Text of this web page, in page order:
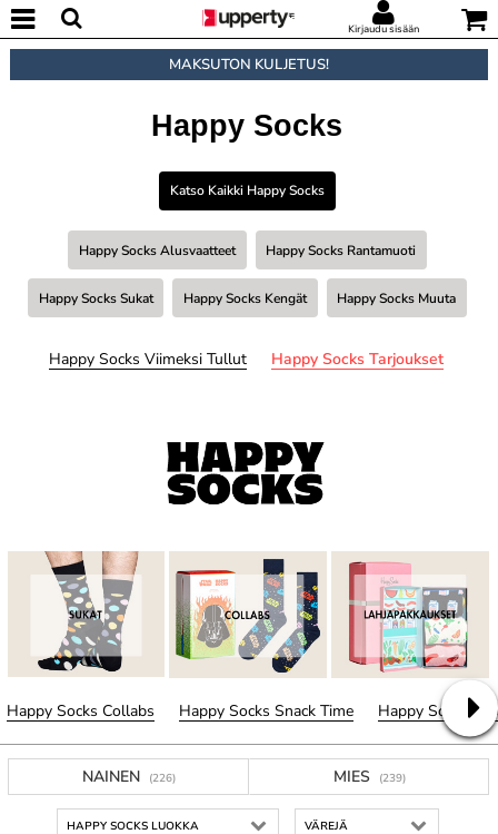
Kirjaudu sisään
MAKSUTON KULJETUS!
Happy Socks
Katso Kaikki Happy Socks
Happy Socks Alusvaatteet Happy Socks Rantamuoti
Happy Socks Sukat Happy Socks Kengät Happy Socks Muuta
Happy Socks Viimeksi Tullut Happy Socks Tarjoukset
Happy Socks Collabs Happy Socks Snack Time Happy Socks
NAINEN (226) MIES (239)
HAPPY SOCKS LUOKKA VÄREJÄ